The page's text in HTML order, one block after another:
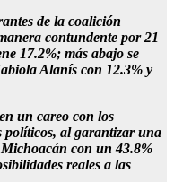
de la coalición
contundente por 21
17.2%; más abajo se
Alanís con 12.3% y
un careo con los
políticos, al garantizar una
con un 43.8%
reales a las